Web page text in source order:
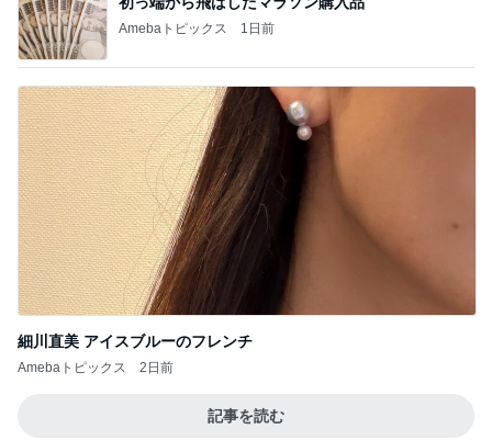
細川直美 アイスブルーのフレンチ
Amebaトピックス
記事を読む
忘れていた小説の結末に再び衝撃
Amebaトピックス 1日前
3000円購入で貰える500円分のもの
Amebaトピックス
Amebaトピックス 1日前